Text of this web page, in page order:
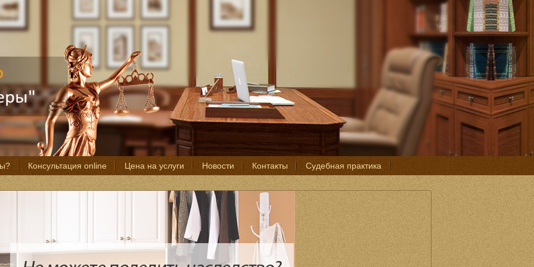
Консультация online Цена на услуги Новости Контакты Судебная практика